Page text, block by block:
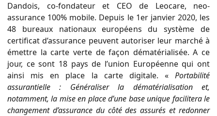
Dandois, co-fondateur et CEO de Leocare, neo-
assurance 100% mobile. Depuis le 1er janvier 2020, les
48 bureaux nationaux européens du système de
certificat d’assurance peuvent autoriser leur marché à
émettre la carte verte de façon dématérialisée. A ce
jour, ce sont 18 pays de l’union Européenne qui ont
ainsi mis en place la carte digitale. «Portabilité
assurantielle : Généraliser la dématérialisation et,
notamment, la mise en place d’une base unique facilitera le
changement d’assurance du côté des assurés et redonner